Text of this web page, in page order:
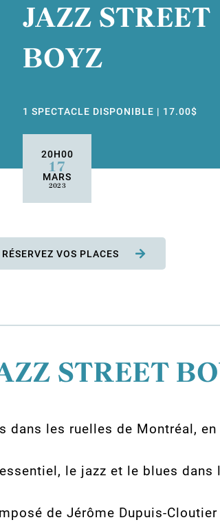
JAZZ STREET
BOYZ
1 SPECTACLE DISPONIBLE | 17.00$
20H00
17
MARS
2023
RÉSERVEZ VOS PLACES
STREET
dans les ruelles de Montréal,
le jazz et le blues
de Jérôme Dupuis-